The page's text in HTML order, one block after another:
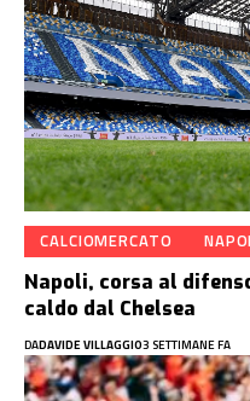
CALCIOMERCATO
Napoli, corsa al
caldo dal Chelsea
DADAVIDE VILLAGGIO3 SETTIMANE FA